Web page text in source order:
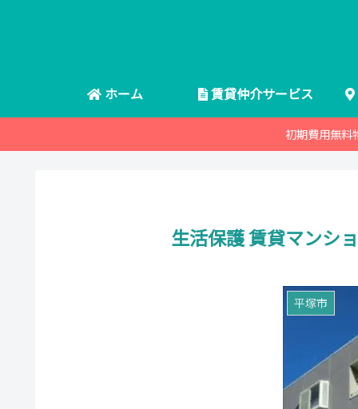
ホーム 賃貸仲介サービス
初期費用無料
生活保護 賃貸マンシ
平塚市